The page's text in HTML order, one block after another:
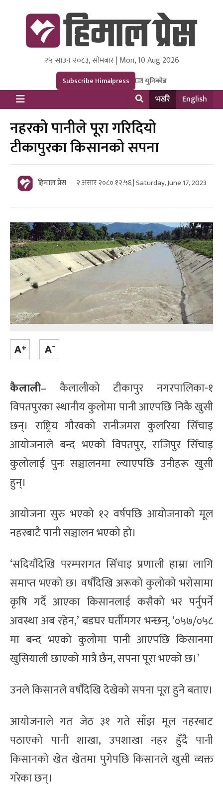
Himal Press
Dot NewsyNepal Media and Research Pvt Ltd.
२५ साउन २०८३, सोमबार | Mon, 10 Aug 2026
Subscribe Himalpress युनिकोड
भर्खरै English
नहरको पानीले पूरा गरिदियो
टीकापुरका किसानको सपना
हिमाल प्रेस २ असार २०८० १२:५६ | Saturday, June 17, 2023
कैलाली– कैलालीको टीकापुर नगरपालिका-१
विपतपुरका स्थानीय कुलोमा पानी आएपछि निकै खुसी
छन्। राष्ट्रिय गौरवको रानीजमरा कुलरिया सिँचाइ
आयोजनाले बन्द भएको विपतपुर, राजिपुर सिँचाइ
कुलोलाई पुनः सञ्चालनमा ल्याएपछि उनीहरू खुसी
हुन्।
आयोजना सुरु भएको १२ वर्षपछि आयोजनाको मूल
नहरबाटै पानी सञ्चालन भएको हो।
‘सदियौंदेखि परम्परागत सिँचाइ प्रणाली हाम्रा लागि
समाप्त भएको छ। वर्षौंदेखि अरूको कुलोको भरोसामा
कृषि गर्दै आएका किसानलाई कसैको भर पर्नुपर्ने
अवस्था अब रहेन,’ बडघर घर्तीमगर भन्छन्, ‘०५७/०५८
मा बन्द भएको कुलोमा पानी आएपछि किसानमा
खुसियाली छाएको मात्रै छैन, सपना पूरा भएको छ।’
उनले किसानले वर्षौंदेखि देखेको सपना पूरा हुने बताए।
आयोजनाले गत जेठ ३१ गते साँझ मूल नहरबाट
पठाएको पानी शाखा, उपशाखा नहर हुँदै पानी
किसानको खेत खेतमा पुगेपछि किसानले खुसी व्यक्त
गरेका छन्।